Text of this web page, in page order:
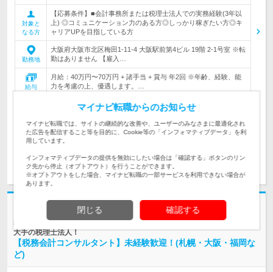
対象と
なる方
【応募条件】■会計事務所または税理士法人での実務経験(3年以
上) ◎コミュニケーション力のある方◎しっかり稼ぎたい方◎キ
ャリアUPを目指している方
勤務地
大阪府大阪市北区梅田1-11-4 大阪駅前第4ビル 19階 2-1号室 ※転
勤はありません 【雇入…
給与
月給：40万円〜70万円 + 諸手当 + 賞与 年2回 ※年齢、経験、能
力を考慮の上、優遇します。…
年収
560万円～980万円
求人詳細を見る 気になる
志望動機・自己PR不要
税理士法人山田アンドパートナーズ | 国内20拠点・海外7拠点を有する業界
大手の税理士法人！
【税務会計コンサルタント】未経験歓迎！(札幌・大阪・福岡な
ど)
マイナビ転職からのお知らせ
マイナビ転職では、サイトの継続的な改善や、ユーザーのみなさまに最適化され
た広告を配信すること等を目的に、Cookie等の「インフォマティブデータ」を利
用しています。
インフォマティブデータの提供を無効にしたい場合は「確認する」ボタンのリン
ク先から停止（オプトアウト）を行うことができます。
※オプトアウトをした場合、マイナビ転職の一部サービスを利用できない場合が
あります。
閉じる 確認する